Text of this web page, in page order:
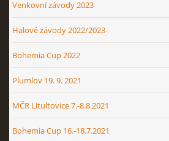
Venkovní závody 2023
Halové závody 2022/2023
Bohemia Cup 2022
Plumlov 19. 9. 2021
MČR Litultovice 7.-8.8.2021
Bohemia Cup 16.-18.7.2021